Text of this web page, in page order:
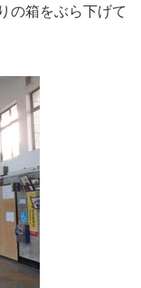
の箱をぶら下げて